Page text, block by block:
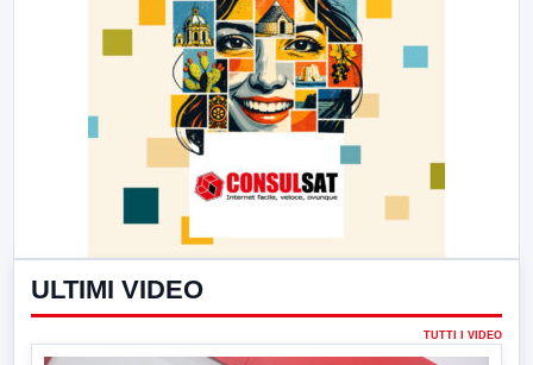
ULTIMI VIDEO
TUTTI I VIDEO